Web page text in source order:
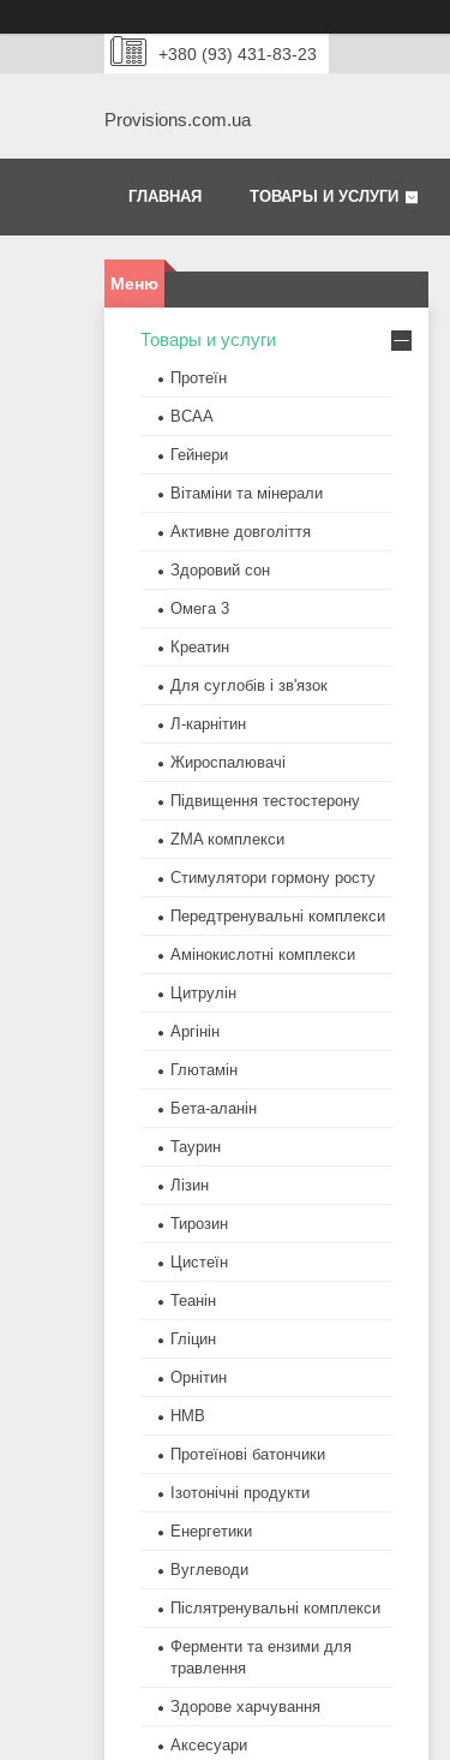
+380 (93) 431-83-23
Provisions.com.ua
ГЛАВНАЯ ТОВАРЫ И УСЛУГИ
Товары и услуги
Протеїн
BCAA
Гейнери
Вітаміни та мінерали
Активне довголіття
Здоровий сон
Омега 3
Креатин
Для суглобів і зв'язок
Л-карнітин
Жироспалювачі
Підвищення тестостерону
ZMA комплекси
Стимулятори гормону росту
Передтренувальні комплекси
Амінокислотні комплекси
Цитрулін
Аргінін
Глютамін
Бета-аланін
Таурин
Лізин
Тирозин
Цистеїн
Теанін
Гліцин
Орнітин
HMB
Протеїнові батончики
Ізотонічні продукти
Енергетики
Вуглеводи
Післятренувальні комплекси
Ферменти та ензими для
травлення
Здорове харчування
Аксесуари